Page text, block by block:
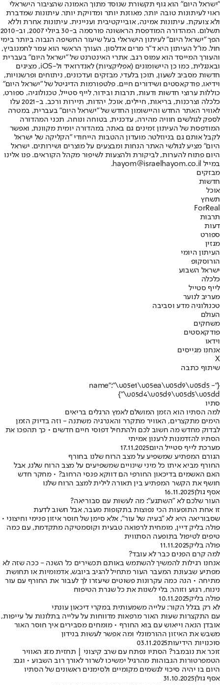
"ישראל היום" הוא גוף תקשורת שנוסד מתוך האמונה שהציבור הישראלי
ראוי לעיתונות טובה יותר, מאוזנת יותר ומדויקת יותר. עיתונות שמדברת
ולא צועקת. עיתונות אמינה, אובייקטיבית ועניינית. עיתונות אחרת וללא
תשלום. המהדורה המודפסת הראשונה פורסמה ב-30 ביולי 2007, וב-2010
הפך "ישראל היום" לעיתון הישראלי בעל שיעור החשיפה הגבוה ביותר בימי
חול. מו"ל העיתון היא ד"ר מרים אדלסון. העורך הראשי הוא עמר לחמנוביץ,
והעורך המייסד הוא עמוס רגב. אתרי האינטרנט של "ישראל היום" בעברית
ובאנגלית, כמו כן היישומונים (אפליקציות) לאנדרואיד ול-iOS, מציגים
חדשות מסביב לשעון, תוכן בלעדי, מבזקים ועדכונים, ניתוחים ופרשנויות,
וידיאו, פודקאסטים ושידורים חיים. פלטפורמות הדיגיטל של "ישראל היום"
כוללות ערוצי חדשות ודעות, תרבות ובידור, לייף סטייל, טכנולוגיה, ספורט,
כלכלה וצרכנות, בריאות, חיילים, אוכל, יהדות, תיירות ורכב. ב-2021 עלו
לאוויר האתר החדש והיישומון החדש של "ישראל היום" בעברית, במטרה
לספק לגולשים חוויה מהירה, עדכנית, בטוחה ונוחה. תכני המהדורה
המודפסת של העיתון זמינים גם באתר, במהדורה יומית מקוונת, ואפשר
לקבל אותם גם בניוזלטר. מועדון ההטבות הייחודי "הקליקה של ישראל
היום" מציע לגולשי האתר הנחות ומבצעים על מוצרים ושירותים. ישראל
היום פתוח להערות, לביקורת ולהצעות לשיפור מקהל הקוראים. פנו אלינו
במייל hayom@israelhayom.co.il.
מבזקים
חדשות
אוכל
תשחץ
ForReal
תרבות
דעות
ספורט
מגזין
העיתון היומי
הורוסקופ
ישראל השבוע
כלכלה
לייף סטייל
מעריב לנוער
טכנולוגיה מדע וסביבה
העולם
משחקים
פודקאסטים
וידאו
אנחנו מגייסים
X
שיתוף כתבה
{"name":"\u05e1\u05ea\u05d9\u05d5 -
\u05d4\u05d9\u05d5\u05dd"}
סתיו
למה הסתיו הוא הזמן המושלם לאמץ הרגלים בריאים
הימים מתקצרים, האוויר מתקרר והאנרגיה משתנה - וזה בדיוק הזמן
לבדוק מחדש מה חשוב לכם ולהתחיל דפוסי חיים חדשים • כך תהפכו את
הסתיו להזדמנות לרענון אמיתי
מערכת לייף סטייל היום17.11.2025
הגורם המפתיע שמשפיע על מצב הרוח שלנו בחורף
החורף מביא איתו כל מיני שינויים שמשפיעים על מצב הרוח שלנו, אבל
האם האשמים בדיכאון החורפי הם דווקא פנסי הרחוב? • מחקר חדש
חושף את הקשר המפתיע בין תאורה לילית למצב הרוח שלנו
אסף גולן16.11.2025
העור שלכם לא "השתגע": מה לעשות עם סבוריאה?
זו אחת התופעות הכי נפוצות בתקופות מעבר, אבל חשוב לדעת
שסבוריאה היא לא "בעיה של עור", אלא סימן של חוסר איזון פנימי וחיצוני •
פולה בליק דיין, מומחית לרפואה טבעית וקוסמטיקה מתקדמת, עם כמה
טיפים לטיפול בתופעה הסתווית
פולה בליק11.11.2025
למה קרם הפנים כבר לא עובד?
אנחנו רגילות להמשיך להשתמש באותם תכשירים כל השנה - ככה שזה לא
מפתיע שבעונת המעבר העור מתחיל להגיב ביובש, אדמומיות או תחושת
מתיחה • הנה כמה עקרונות פשוטים שיעזרו לך לעבור את החורף עם עור
נינוח, רגוע וזוהר, בלי לשנות את כל שגרת הטיפוח
פולה בליק10.11.2025
לא רק בגלל הקור: עלייה משמעותית במקרי דיכאון עונתי
עם התקצרות שעות האור מרפאות מדווחות על עלייה בתלונות על עייפות,
אובדן הנאה וייאוש עם בוא החורף • מומחים מסבירים איך חוסר האור
משבש את האיזון ההורמונלי ומה אפשר לעשות בנידון
סוכנויות הידיעות03.11.2025
זוכר את נובמבר? הסתיו נפתח עם שרב קיצוני | תחזית מזג האוויר
הטמפרטורות הגבוהות מהרגיל ימשיכו לשרור לאורך רוב השבוע • וגם:
היום בו יהיה סיכוי לגשמים מקומיים ולסימנים ראשונים של הסתיו
אסף גולן31.10.2025